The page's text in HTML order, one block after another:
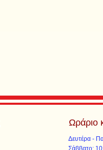
Ωράριο
Δευτέρα -
​​Σάββατο: